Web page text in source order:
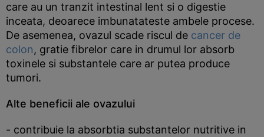
care au un tranzit intestinal lent si o digestie
inceata, deoarece imbunatateste ambele procese.
De asemenea, ovazul scade riscul de cancer de
colon, gratie fibrelor care in drumul lor absorb
toxinele si substantele care ar putea produce
tumori.
Alte beneficii ale ovazului
- contribuie la absorbtia substantelor nutritive in